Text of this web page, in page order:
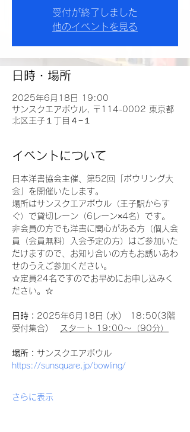
受付が終了しました
他のイベントを見る
日時・場所
2025年6月18日 19:00
サンスクエアボウル, 〒114-0002 東京都
北区王子１丁目４−１
イベントについて
日本洋書協会主催、第52回「ボウリング大
会」を開催いたします。
場所はサンスクエアボウル（王子駅からす
ぐ）で貸切レーン（6レーン×4名）です。
非会員の方でも洋書に関心がある方（個人会
員（会員無料）入会予定の方）はご参加いた
だけますので、お知り合いの方もお誘いあわ
せのうえご参加ください。
☆定員24名ですのでお早めにお申し込みく
ださい。☆
日時： 2025年6月18日 (水)　18:50(3階
受付集合)
スタート 19:00～（90分）
場所： サンスクエアボウル
https://sunsquare.jp/bowling/
さらに表示